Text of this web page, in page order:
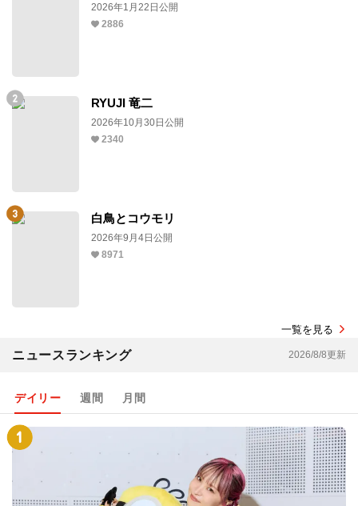
2026年1月22日公開
2886
RYUJI 竜二
2026年10月30日公開
2340
白鳥とコウモリ
2026年9月4日公開
8971
一覧を見る
ニュースランキング 2026/8/8更新
デイリー 週間 月間